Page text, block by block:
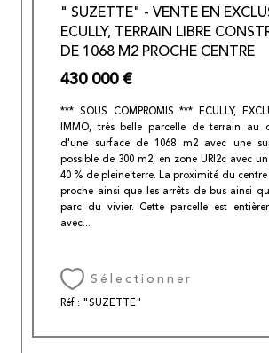
" SUZETTE" - VENTE EN
ECULLY, TERRAIN LIBRE
DE 1068 M2 PROCHE CENTRE
430 000 €
*** SOUS COMPROMIS *** ECULLY,
IMMO, très belle parcelle de terrain au
d'une surface de 1068 m2 avec une
possible de 300 m2, en zone URI2c avec
40 % de pleine terre. La proximité du
proche ainsi que les arrêts de bus ainsi
parc du vivier. Cette parcelle est
avec...
Sélectionner
Réf : "SUZETTE"